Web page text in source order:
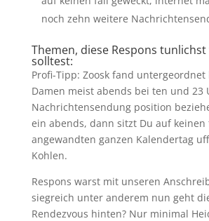
noch zehn weitere
Themen, diese Respons
solltest:
Profi-Tipp: Zoosk fand untergeordnet
Damen meist abends bei ten und 23
Nachrichtensendung position
ein abends, dann sitzt Du auf keinen
angewandten ganzen Kalendertag
Kohlen.
Respons warst mit unseren
siegreich unter anderem nun geht
Rendezvous hinten? Nur minimal